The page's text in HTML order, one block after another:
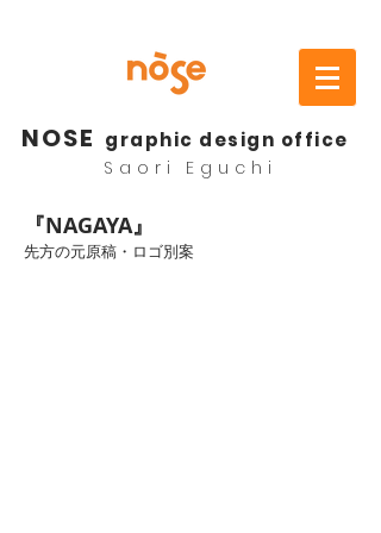
NOSE graphic design office
Saori Eguchi
『NAGAYA』
先方の元原稿・ロゴ別案